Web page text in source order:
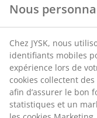
Coffre à coussins
galvanisé. Avec
l133 x H61 x P54 cm
RÉFÉRENCE: 3726043
Nous
Chez JYSK, nous
identifiants mobiles
expérience lors de
cookies collectent
afin d’assurer le bon
statistiques et un